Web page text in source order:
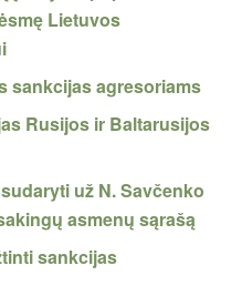
Lietuvos
sankcijas agresoriams
Rusijos ir Baltarusijos
už N. Savčenko
asmenų sąrašą
sankcijas